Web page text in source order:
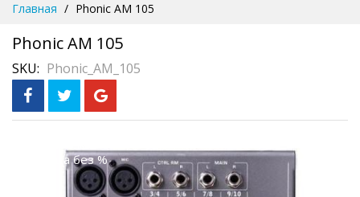
Content
Главная Phonic AM 105
Phonic AM 105
SKU Phonic_AM_105
3 месяца без %